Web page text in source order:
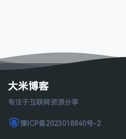
大米博客
专注于互联网资源分享
豫ICP备2023018840号-2